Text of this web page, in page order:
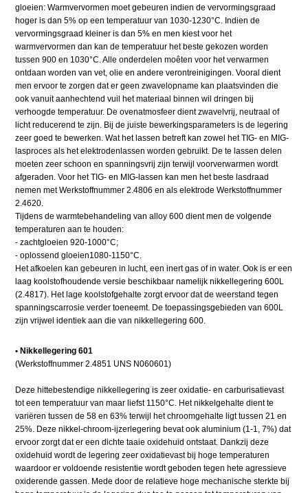
gloeien: Warmvervormen moet gebeuren indien de vervormingsgraad
hoger is dan 5% op een temperatuur van 1030-1230°C. Indien de
vervormingsgraad kleiner is dan 5% en men kiest voor het
warmvervormen dan kan de temperatuur het beste gekozen worden
tussen 900 en 1030°C. Alle onderdelen moêten voor het verwarmen
ontdaan worden van vet, olie en andere verontreinigingen. Vooral dient
men ervoor te zorgen dat er geen zwavelopname kan plaatsvinden die
ook vanuit aanhechtend vuil het materiaal binnen wil dringen bij
verhoogde temperatuur. De ovenatmosfeer dient zwavelvrij, neutraal of
licht reducerend te zijn. Bij de juiste bewerkingsparameters is de legering
zeer goed te bewerken. Wat het lassen betreft kan zowel het TIG- en MIG-
lasproces als het elektrodenlassen worden gebruikt. De te lassen delen
moeten zeer schoon en spanningsvrij zijn terwijl voorverwarmen wordt
afgeraden. Voor het TIG- en MIG-lassen kan men het beste lasdraad
nemen met Werkstoffnummer 2.4806 en als elektrode Werkstoffnummer
2.4620.
Tijdens de warmtebehandeling van alloy 600 dient men de volgende
temperaturen aan te houden:
- zachtgloeien 920-1000°C;
- oplossend gloeien1080-1150°C.
Het afkoelen kan gebeuren in lucht, een inert gas of in water. Ook is er een
laag koolstofhoudende versie beschikbaar namelijk nikkellegering 600L
(2.4817). Het lage koolstofgehalte zorgt ervoor dat de weerstand tegen
spanningscarrosie verder toeneemt. De toepassingsgebieden van 600L
zijn vrijwel identiek aan die van nikkellegering 600.
• Nikkellegering 601
(Werkstoffnummer 2.4851 UNS N060601)
Deze hittebestendige nikkellegering is zeer oxidatie- en carburisatievast
tot een temperatuur van maar liefst 1150°C. Het nikkelgehalte dient te
variëren tussen de 58 en 63% terwijl het chroomgehalte ligt tussen 21 en
25%. Deze nikkel-chroom-ijzerlegering bevat ook aluminium (1-1, 7%) dat
ervoor zorgt dat er een dichte taaie oxidehuid ontstaat. Dankzij deze
oxidehuid wordt de legering zeer oxidatievast bij hoge temperaturen
waardoor er voldoende resistentie wordt geboden tegen hete agressieve
oxiderende gassen. Mede door de relatieve hoge mechanische sterkte bij